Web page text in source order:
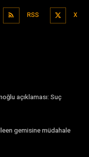
RSS X
açıklaması: Suç
gemisine müdahale